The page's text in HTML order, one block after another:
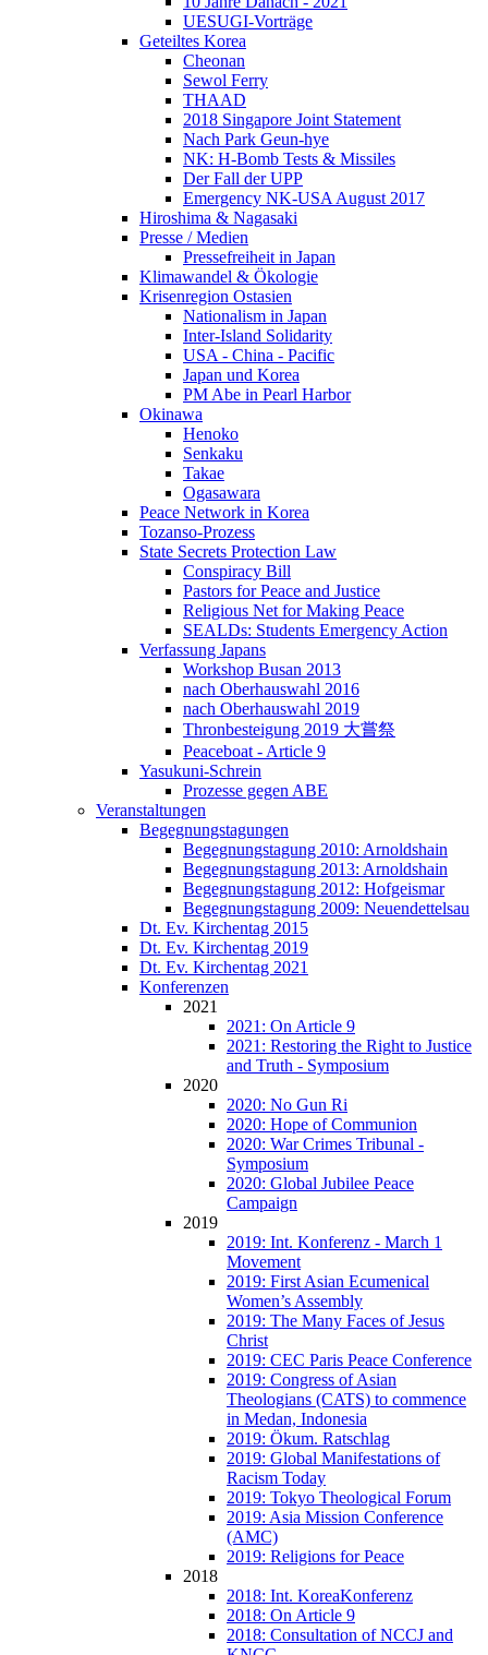
UESUGI-Vorträge
Geteiltes Korea
Cheonan
Sewol Ferry
THAAD
2018 Singapore Joint Statement
Nach Park Geun-hye
NK: H-Bomb Tests & Missiles
Der Fall der UPP
Emergency NK-USA August 2017
Hiroshima & Nagasaki
Presse / Medien
Pressefreiheit in Japan
Klimawandel & Ökologie
Krisenregion Ostasien
Nationalism in Japan
Inter-Island Solidarity
USA - China - Pacific
Japan und Korea
PM Abe in Pearl Harbor
Okinawa
Henoko
Senkaku
Takae
Ogasawara
Peace Network in Korea
Tozanso-Prozess
State Secrets Protection Law
Conspiracy Bill
Pastors for Peace and Justice
Religious Net for Making Peace
SEALDs: Students Emergency Action
Verfassung Japans
Workshop Busan 2013
nach Oberhauswahl 2016
nach Oberhauswahl 2019
Thronbesteigung 2019 大嘗祭
Peaceboat - Article 9
Yasukuni-Schrein
Prozesse gegen ABE
Veranstaltungen
Begegnungstagungen
Begegnungstagung 2010: Arnoldshain
Begegnungstagung 2013: Arnoldshain
Begegnungstagung 2012: Hofgeismar
Begegnungstagung 2009: Neuendettelsau
Dt. Ev. Kirchentag 2015
Dt. Ev. Kirchentag 2019
Dt. Ev. Kirchentag 2021
Konferenzen
2021
2021: On Article 9
2021: Restoring the Right to Justice
and Truth - Symposium
2020
2020: No Gun Ri
2020: Hope of Communion
2020: War Crimes Tribunal -
Symposium
2020: Global Jubilee Peace
Campaign
2019
2019: Int. Konferenz - March 1
Movement
2019: First Asian Ecumenical
Women’s Assembly
2019: The Many Faces of Jesus
Christ
2019: CEC Paris Peace Conference
2019: Congress of Asian
Theologians (CATS) to commence
in Medan, Indonesia
2019: Ökum. Ratschlag
2019: Global Manifestations of
Racism Today
2019: Tokyo Theological Forum
2019: Asia Mission Conference
(AMC)
2019: Religions for Peace
2018
2018: Int. KoreaKonferenz
2018: On Article 9
2018: Consultation of NCCJ and